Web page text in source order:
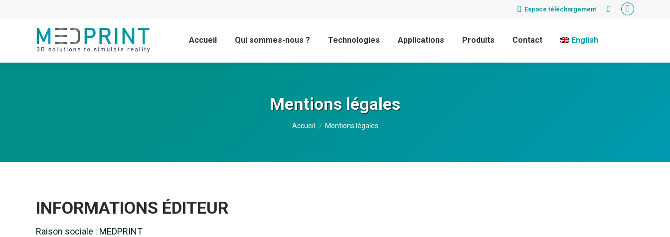
Espace téléchargement
Recherche
La
Accueil Qui sommes-nous ? Technologies Applications Produits Contact English
Mentions légales
Vous êtes ici :
Accueil Mentions légales
INFORMATIONS ÉDITEUR
Raison sociale : MEDPRINT